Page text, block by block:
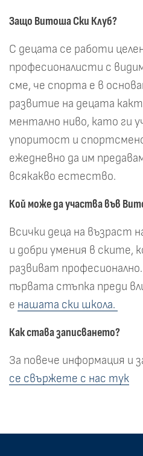
Защо Витоша Ски Клуб?
С децата се работи
професионалисти с
сме, че спорта е в
развитие на децата
ментално ниво, като ги
упоритост и
ежедневно да им
всякакво естество.
Кой може да участва във
Всички деца на възраст
и добри умения в ските,
развиват
първата стъпка преди
е нашата ски школа.
Как става записването?
За повече информация и
се свържете с нас тук